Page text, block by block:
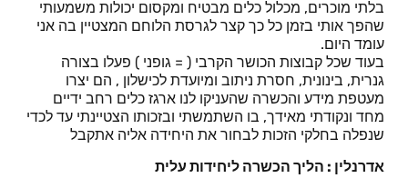
בלתי מוכרים, מכלול כלים מבטיח ומקסום יכולות משמעותי
שהפך אותי בזמן כל כך קצר לגרסת הלוחם המצטיין בה אני
עומד היום.
בעוד שכל קבוצות הכושר הקרבי ( = גופני ) פעלו בצורה
גנרית, בינונית, חסרת ניתוב ומיועדת לכישלון , הם יצרו
מעטפת מידע והכשרה שהעניקו לנו ארגז כלים רחב ידיים
מחד ונקודתי מאידך, בו השתמשתי ובזכותו הצטיינתי עד לכדי
שנפלה בחלקי הזכות לבחור את היחידה אליה אתקבל
אדרנלין : הליך הכשרה ליחידות עלית